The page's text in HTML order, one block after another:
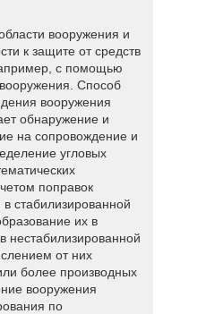
вооружения и
к защите от средств
с помощью
Способ
вооружения
обнаружение и
на сопровождение и
угловых
поправок
стабилизированной
их в
нестабилизированной
от них
более производных
вооружения
по